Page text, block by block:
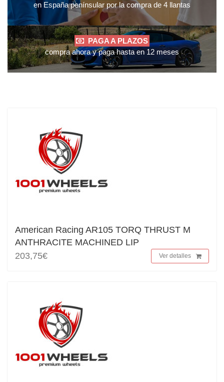
en España penínsular por la compra de 4 llantas
PAGA A PLAZOS
compra ahora y paga hasta en 12 meses
American Racing AR105 TORQ THRUST M
ANTHRACITE MACHINED LIP
203,75€
Ver detalles